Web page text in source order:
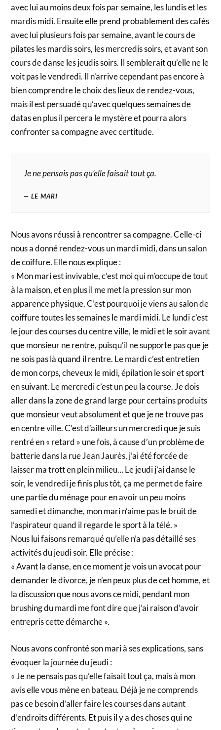
avec lui au moins deux fois par semaine, les lundis et les
mardis midi. Ensuite elle prend probablement des cafés
avec lui plusieurs fois par semaine, avant le cours de
pilates les mardis soirs, les mercredis soirs, et avant son
cours de danse les jeudis soirs. Il semblerait qu’elle ne le
voit pas le vendredi. Il n’arrive cependant pas encore à
bien comprendre le choix des lieux de rendez-vous,
mais il est persuadé qu’avec quelques semaines de
datas en plus il percera le mystère et pourra alors
confronter sa compagne avec certitude.
Je ne pensais pas qu’elle faisait tout ça.
LE MARI
Nous avons réussi à rencontrer sa compagne. Celle-ci
nous a donné rendez-vous un mardi midi, dans un salon
de coiffure. Elle nous explique :
« Mon mari est invivable, c’est moi qui m’occupe de tout
à la maison, et en plus il me met la pression sur mon
apparence physique. C’est pourquoi je viens au salon de
coiffure toutes les semaines le mardi midi. Le lundi c’est
le jour des courses du centre ville, le midi et le soir avant
que monsieur ne rentre, puisqu’il ne supporte pas que je
ne sois pas là quand il rentre. Le mardi c’est entretien
de mon corps, cheveux le midi, épilation le soir et sport
en suivant. Le mercredi c’est un peu la course. Je dois
aller dans la zone de grand large pour certains produits
que monsieur veut absolument et que je ne trouve pas
en centre ville. C’est d’ailleurs un mercredi que je suis
rentré en « retard » une fois, à cause d’un problème de
batterie dans la rue Jean Jaurès, j’ai été forcée de
laisser ma trott en plein milieu… Le jeudi j’ai danse le
soir, le vendredi je finis plus tôt, ça me permet de faire
une partie du ménage pour en avoir un peu moins
samedi et dimanche, mon mari n’aime pas le bruit de
l’aspirateur quand il regarde le sport à la télé. »
Nous lui faisons remarqué qu’elle n’a pas détaillé ses
activités du jeudi soir. Elle précise :
« Avant la danse, en ce moment je vois un avocat pour
demander le divorce, je n’en peux plus de cet homme, et
la discussion que nous avons ce midi, pendant mon
brushing du mardi me font dire que j’ai raison d’avoir
entrepris cette démarche ».
Nous avons confronté son mari à ses explications, sans
évoquer la journée du jeudi :
« Je ne pensais pas qu’elle faisait tout ça, mais à mon
avis elle vous mène en bateau. Déjà je ne comprends
pas ce besoin d’aller faire les courses dans autant
d’endroits différents. Et puis il y a des choses qui ne